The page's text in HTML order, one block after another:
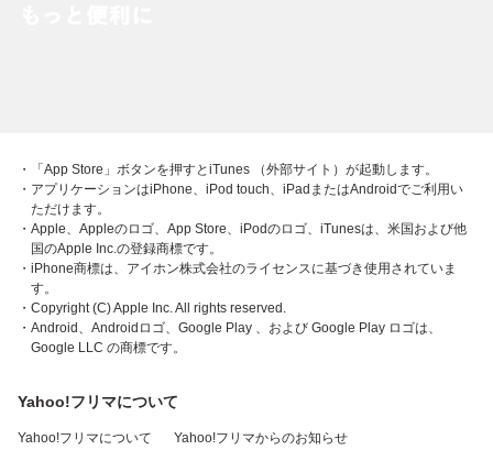
・「App Store」ボタンを押すとiTunes （外部サイト）が起動します。
・アプリケーションはiPhone、iPod touch、iPadまたはAndroidでご利用い
ただけます。
・Apple、Appleのロゴ、App Store、iPodのロゴ、iTunesは、米国および他
国のApple Inc.の登録商標です。
・iPhone商標は、アイホン株式会社のライセンスに基づき使用されていま
す。
・Copyright (C) Apple Inc. All rights reserved.
・Android、Androidロゴ、Google Play 、および Google Play ロゴは、
Google LLC の商標です。
Yahoo!フリマについて
Yahoo!フリマについて Yahoo!フリマからのお知らせ